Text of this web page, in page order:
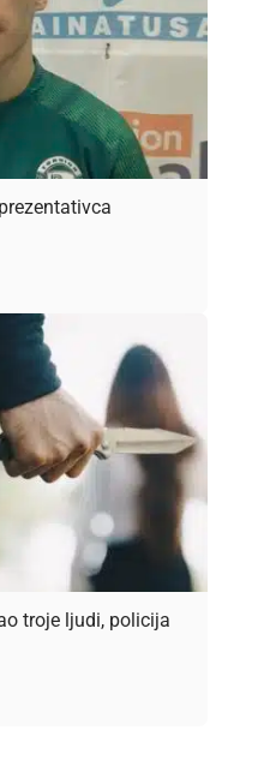
troje ljudi, policija